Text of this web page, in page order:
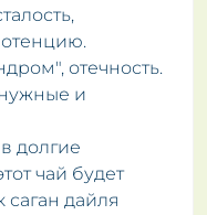
отечность.
и
долгие
чай будет
саган дайля